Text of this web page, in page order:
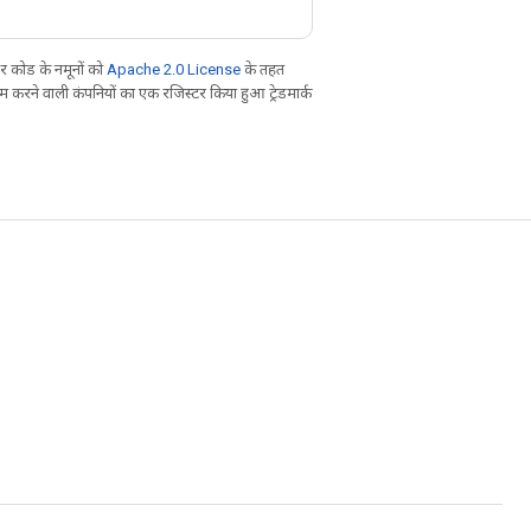
के नमूनों को Apache 2.0 License के तहत
वाली कंपनियों का एक रजिस्टर किया हुआ ट्रेडमार्क